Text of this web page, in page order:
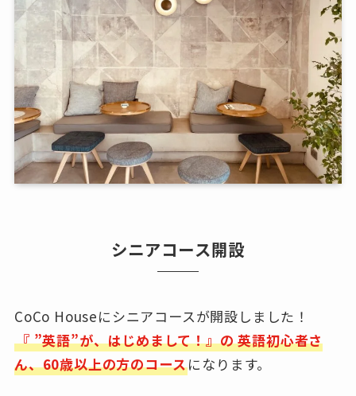
シニアコース開設
CoCo Houseにシニアコースが開設しました！
『 ”英語”が、はじめまして！』の 英語初心者さ
ん、60歳以上の方のコースになります。